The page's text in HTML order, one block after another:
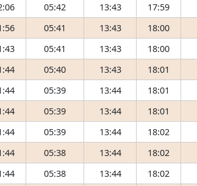
05:42 13:43 17:59
05:41 13:43 18:00
05:41 13:43 18:00
05:40 13:43 18:01
05:39 13:44 18:01
05:39 13:44 18:01
05:39 13:44 18:02
05:38 13:44 18:02
05:38 13:44 18:02